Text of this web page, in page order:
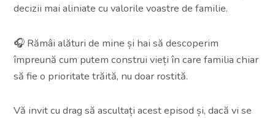
decizii mai aliniate cu valorile voastre de familie.
🎧 Rămâi alături de mine și hai să descoperim
împreună cum putem construi vieți în care familia chiar
să fie o prioritate trăită, nu doar rostită.
Vă invit cu drag să ascultați acest episod și, dacă vi se